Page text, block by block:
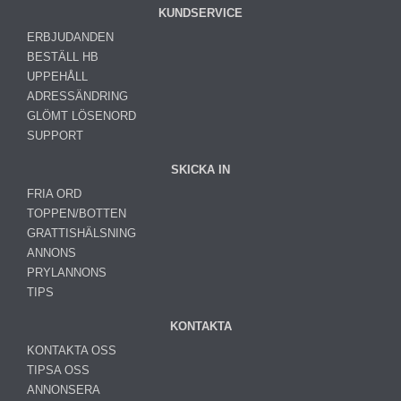
KUNDSERVICE
ERBJUDANDEN
BESTÄLL HB
UPPEHÅLL
ADRESSÄNDRING
GLÖMT LÖSENORD
SUPPORT
SKICKA IN
FRIA ORD
TOPPEN/BOTTEN
GRATTISHÄLSNING
ANNONS
PRYLANNONS
TIPS
KONTAKTA
KONTAKTA OSS
TIPSA OSS
ANNONSERA